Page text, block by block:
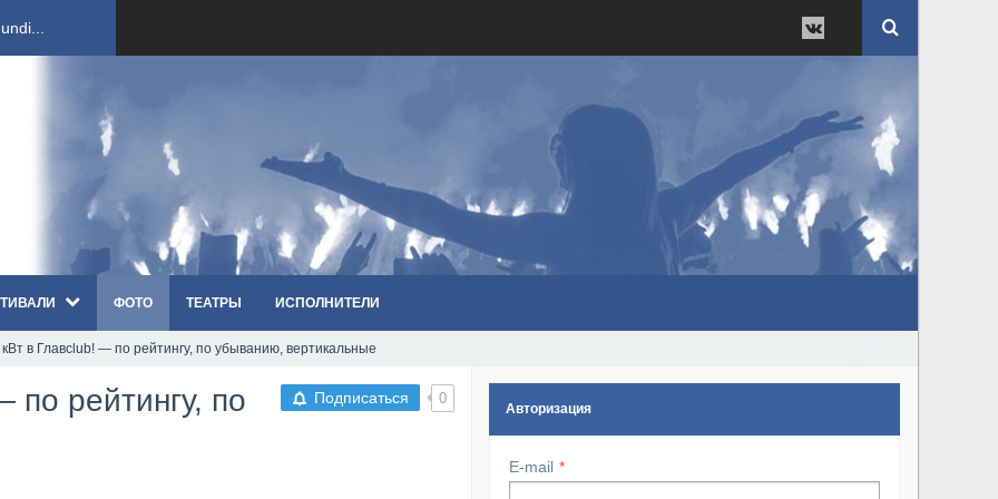
ко...
«Th... ФОТО ТЕАТРЫ ИСПОЛНИТЕЛИ
в Главclub! — по рейтингу, по убыванию, вертикальные
Подписаться 0
по рейтингу, по
Авторизация
E-mail